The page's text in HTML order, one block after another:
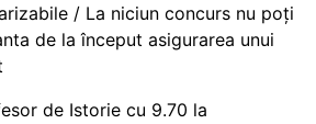
/ La niciun concurs nu poți
de la început asigurarea unui
de Istorie cu 9.70 la